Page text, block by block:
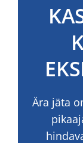
Ära jäta